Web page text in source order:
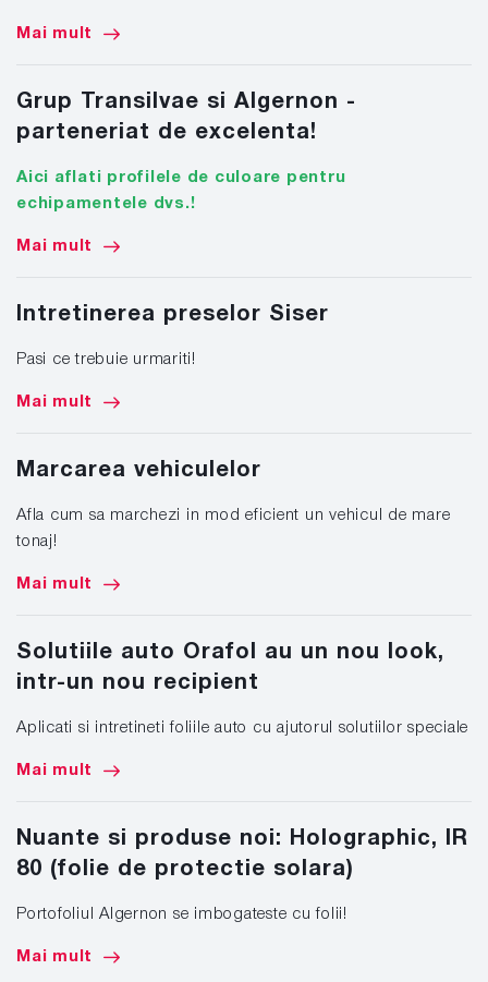
Mai mult
Grup Transilvae si Algernon -
parteneriat de excelenta!
Aici aflati profilele de culoare pentru
echipamentele dvs.!
Mai mult
Intretinerea preselor Siser
Pasi ce trebuie urmariti!
Mai mult
Marcarea vehiculelor
Afla cum sa marchezi in mod eficient un vehicul de mare
tonaj!
Mai mult
Solutiile auto Orafol au un nou look,
intr-un nou recipient
Aplicati si intretineti foliile auto cu ajutorul solutiilor speciale
Mai mult
Nuante si produse noi: Holographic, IR
80 (folie de protectie solara)
Portofoliul Algernon se imbogateste cu folii!
Mai mult